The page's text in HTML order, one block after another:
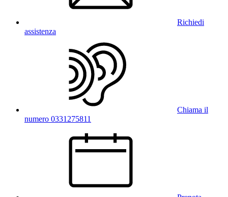
Richiedi
assistenza
Chiama il
numero 0331275811